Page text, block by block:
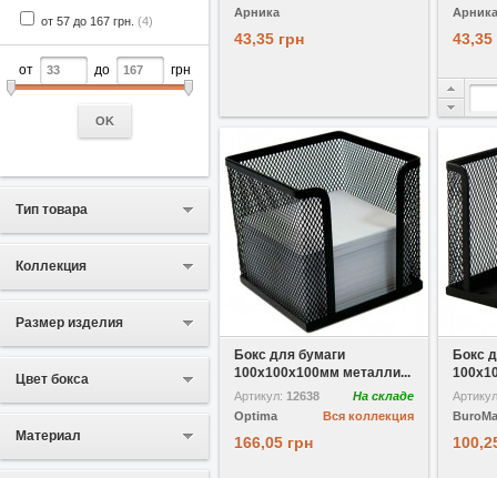
от 57 до 167 грн. (4)
от до грн
OK
Тип товара
Коллекция
Размер изделия
Цвет бокса
Материал
Арника
43,35 грн
Арника
43,35
В избранное Сравнить
Бокс для бумаги
100х100x100мм металли...
Артикул: 12638
На складе
Вся коллекция
Optima
166,05 грн
Бокс